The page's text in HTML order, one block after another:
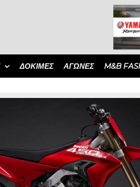
ΔΟΚΙΜΈΣ ΑΓΏΝΕΣ M&B